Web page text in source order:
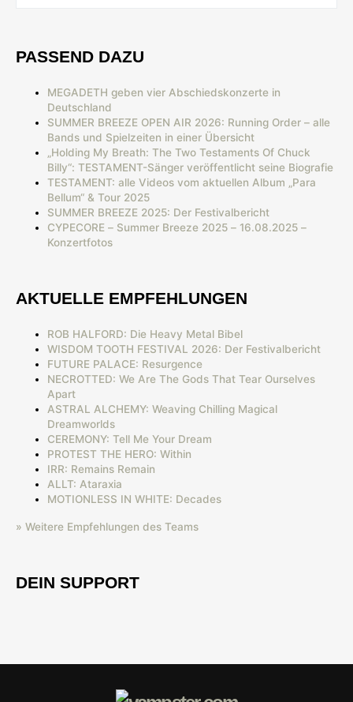
PASSEND DAZU
MEGADETH geben vier Abschiedskonzerte in
Deutschland
SUMMER BREEZE OPEN AIR 2026: Running Order – alle
Bands und Spielzeiten in einer Übersicht
„Holding My Breath: The Two Testaments Of Chuck
Billy“: TESTAMENT-Sänger veröffentlicht seine Biografie
TESTAMENT: alle Videos vom aktuellen Album „Para
Bellum“ & Tour 2025
SUMMER BREEZE 2025: Der Festivalbericht
CYPECORE – Summer Breeze 2025 – 16.08.2025 –
Konzertfotos
AKTUELLE EMPFEHLUNGEN
ROB HALFORD: Die Heavy Metal Bibel
WISDOM TOOTH FESTIVAL 2026: Der Festivalbericht
FUTURE PALACE: Resurgence
NECROTTED: We Are The Gods That Tear Ourselves
Apart
ASTRAL ALCHEMY: Weaving Chilling Magical
Dreamworlds
CEREMONY: Tell Me Your Dream
PROTEST THE HERO: Within
IRR: Remains Remain
ALLT: Ataraxia
MOTIONLESS IN WHITE: Decades
» Weitere Empfehlungen des Teams
DEIN SUPPORT